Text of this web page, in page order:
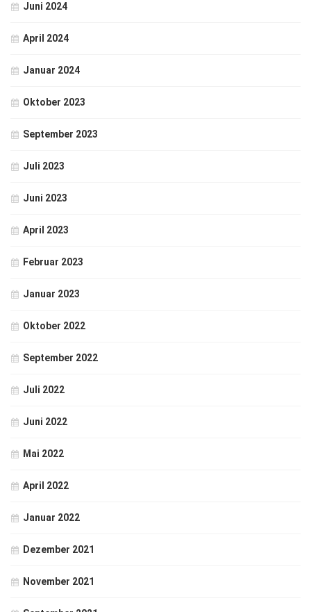
Juni 2024
April 2024
Januar 2024
Oktober 2023
September 2023
Juli 2023
Juni 2023
April 2023
Februar 2023
Januar 2023
Oktober 2022
September 2022
Juli 2022
Juni 2022
Mai 2022
April 2022
Januar 2022
Dezember 2021
November 2021